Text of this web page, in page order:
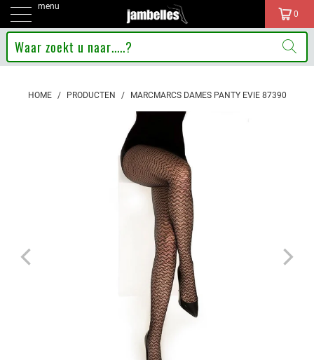
menu
0
HOME / PRODUCTEN / MARCMARCS DAMES PANTY EVIE 87390